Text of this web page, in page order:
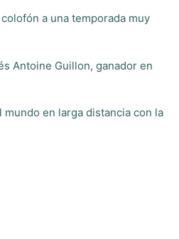
a una temporada muy
Antoine Guillon, ganador en
en larga distancia con la